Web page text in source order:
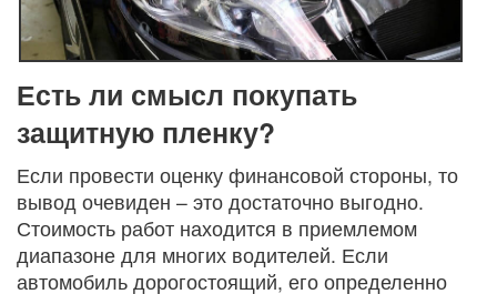
Есть ли смысл покупать
защитную пленку?
Если провести оценку финансовой стороны, то
вывод очевиден – это достаточно выгодно.
Стоимость работ находится в приемлемом
диапазоне для многих водителей. Если
автомобиль дорогостоящий, его определенно